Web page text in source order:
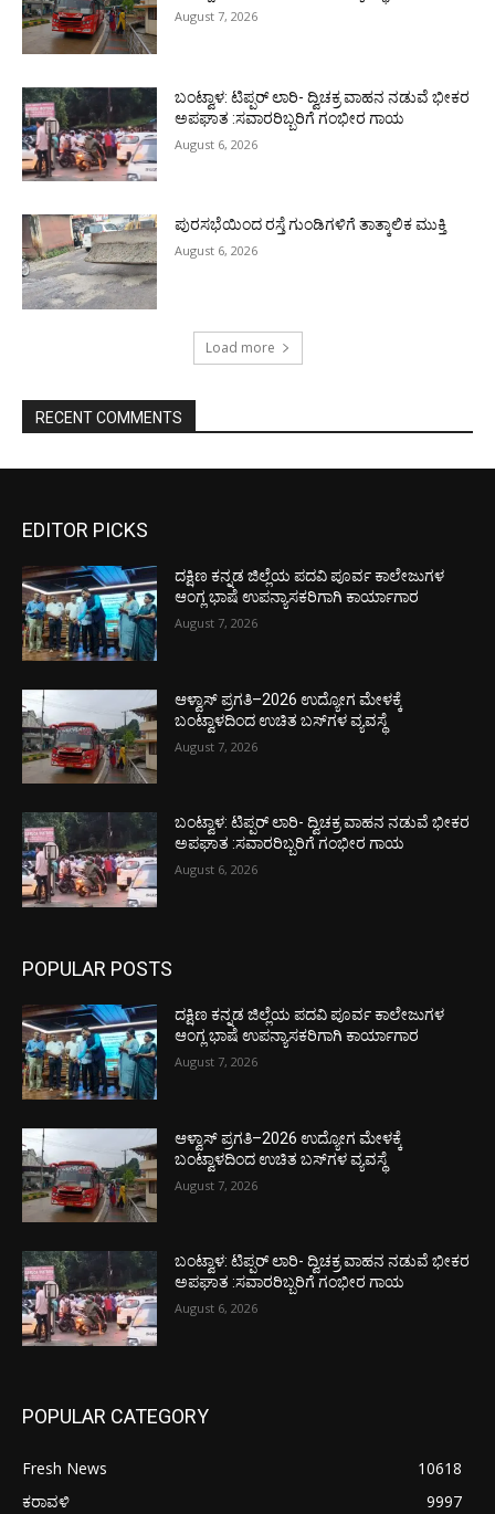
August 7, 2026
ಬಂಟ್ವಾಳ: ಟಿಪ್ಪರ್ ಲಾರಿ- ದ್ವಿಚಕ್ರ ವಾಹನ ನಡುವೆ ಭೀಕರ
ಅಪಘಾತ :ಸವಾರರಿಬ್ಬರಿಗೆ ಗಂಭೀರ ಗಾಯ
August 6, 2026
ಪುರಸಭೆಯಿಂದ ರಸ್ತೆ ಗುಂಡಿಗಳಿಗೆ ತಾತ್ಕಾಲಿಕ ಮುಕ್ತಿ
August 6, 2026
Load more
RECENT COMMENTS
EDITOR PICKS
ದಕ್ಷಿಣ ಕನ್ನಡ ಜಿಲ್ಲೆಯ ಪದವಿ ಪೂರ್ವ ಕಾಲೇಜುಗಳ
ಆಂಗ್ಲ ಭಾಷೆ ಉಪನ್ಯಾಸಕರಿಗಾಗಿ ಕಾರ್ಯಾಗಾರ
August 7, 2026
ಆಳ್ವಾಸ್ ಪ್ರಗತಿ–2026 ಉದ್ಯೋಗ ಮೇಳಕ್ಕೆ
ಬಂಟ್ವಾಳದಿಂದ ಉಚಿತ ಬಸ್‌ಗಳ ವ್ಯವಸ್ಥೆ
August 7, 2026
ಬಂಟ್ವಾಳ: ಟಿಪ್ಪರ್ ಲಾರಿ- ದ್ವಿಚಕ್ರ ವಾಹನ ನಡುವೆ ಭೀಕರ
ಅಪಘಾತ :ಸವಾರರಿಬ್ಬರಿಗೆ ಗಂಭೀರ ಗಾಯ
August 6, 2026
POPULAR POSTS
ದಕ್ಷಿಣ ಕನ್ನಡ ಜಿಲ್ಲೆಯ ಪದವಿ ಪೂರ್ವ ಕಾಲೇಜುಗಳ
ಆಂಗ್ಲ ಭಾಷೆ ಉಪನ್ಯಾಸಕರಿಗಾಗಿ ಕಾರ್ಯಾಗಾರ
August 7, 2026
ಆಳ್ವಾಸ್ ಪ್ರಗತಿ–2026 ಉದ್ಯೋಗ ಮೇಳಕ್ಕೆ
ಬಂಟ್ವಾಳದಿಂದ ಉಚಿತ ಬಸ್‌ಗಳ ವ್ಯವಸ್ಥೆ
August 7, 2026
ಬಂಟ್ವಾಳ: ಟಿಪ್ಪರ್ ಲಾರಿ- ದ್ವಿಚಕ್ರ ವಾಹನ ನಡುವೆ ಭೀಕರ
ಅಪಘಾತ :ಸವಾರರಿಬ್ಬರಿಗೆ ಗಂಭೀರ ಗಾಯ
August 6, 2026
POPULAR CATEGORY
Fresh News
10618
ಕರಾವಳಿ
9997